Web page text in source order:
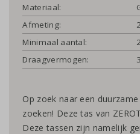
Materiaal:
Afmeting:
Minimaal aantal:
Draagvermogen:
Op zoek naar een
zoeken! Deze tas van
Deze tassen zijn namelijk